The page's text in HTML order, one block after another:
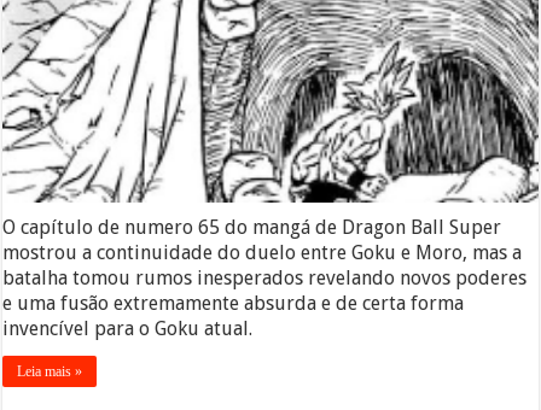
O capítulo de numero 65 do mangá de Dragon Ball Super
mostrou a continuidade do duelo entre Goku e Moro, mas a
batalha tomou rumos inesperados revelando novos poderes
e uma fusão extremamente absurda e de certa forma
invencível para o Goku atual.
Leia mais »